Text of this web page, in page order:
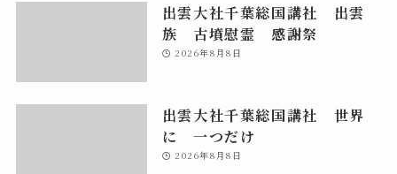
出雲大社千葉総国講社 出雲
族 古墳慰霊 感謝祭
2026年8月8日
出雲大社千葉総国講社 世界
に 一つだけ
2026年8月8日